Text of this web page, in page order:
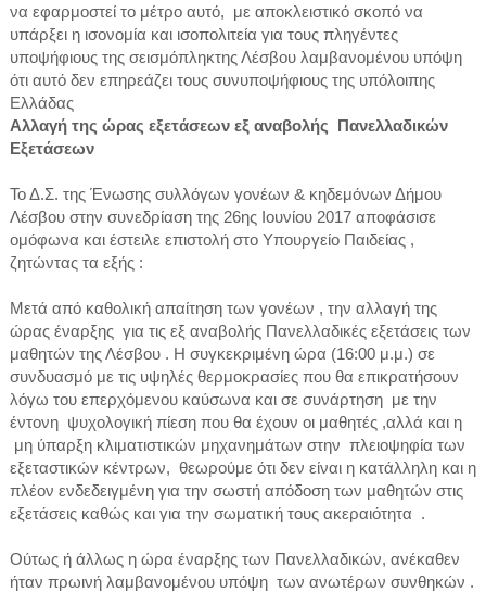
να εφαρμοστεί το μέτρο αυτό, με αποκλειστικό σκοπό να
υπάρξει η ισονομία και ισοπολιτεία για τους πληγέντες
υποψήφιους της σεισμόπληκτης Λέσβου λαμβανομένου υπόψη
ότι αυτό δεν επηρεάζει τους συνυποψήφιους της υπόλοιπης
Ελλάδας
Αλλαγή της ώρας εξετάσεων εξ αναβολής Πανελλαδικών
Εξετάσεων
Το Δ.Σ. της Ένωσης συλλόγων γονέων & κηδεμόνων Δήμου
Λέσβου στην συνεδρίαση της 26ης Ιουνίου 2017 αποφάσισε
ομόφωνα και έστειλε επιστολή στο Υπουργείο Παιδείας ,
ζητώντας τα εξής :
Μετά από καθολική απαίτηση των γονέων , την αλλαγή της
ώρας έναρξης για τις εξ αναβολής Πανελλαδικές εξετάσεις των
μαθητών της Λέσβου . Η συγκεκριμένη ώρα (16:00 μ.μ.) σε
συνδυασμό με τις υψηλές θερμοκρασίες που θα επικρατήσουν
λόγω του επερχόμενου καύσωνα και σε συνάρτηση με την
έντονη ψυχολογική πίεση που θα έχουν οι μαθητές ,αλλά και η
μη ύπαρξη κλιματιστικών μηχανημάτων στην πλειοψηφία των
εξεταστικών κέντρων, θεωρούμε ότι δεν είναι η κατάλληλη και η
πλέον ενδεδειγμένη για την σωστή απόδοση των μαθητών στις
εξετάσεις καθώς και για την σωματική τους ακεραιότητα .
Ούτως ή άλλως η ώρα έναρξης των Πανελλαδικών, ανέκαθεν
ήταν πρωινή λαμβανομένου υπόψη των ανωτέρων συνθηκών .